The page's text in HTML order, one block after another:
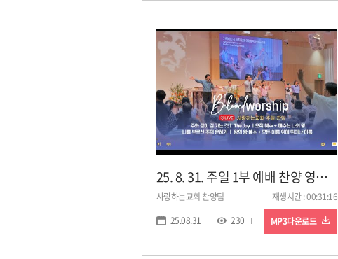
25. 8. 31. 주일 1부 예배 찬양 영상ㅣ사랑하는교회
사랑하는교회 찬양팀
재생시간 : 00:31:16
25.08.31
230 MP3다운로드